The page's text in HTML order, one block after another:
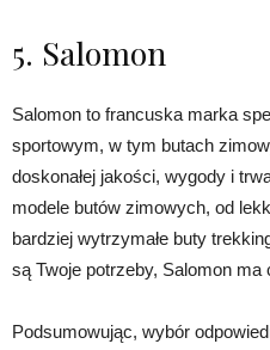
5. Salomon
Salomon to francuska marka
sportowym, w tym butach
doskonałej jakości, wygody i
modele butów zimowych, od
bardziej wytrzymałe buty
są Twoje potrzeby, Salomon ma
Podsumowując, wybór